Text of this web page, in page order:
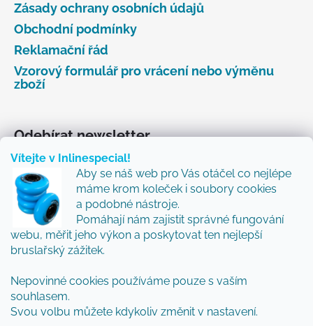
Vítejte v Inlinespecial!
Aby se náš web pro Vás otáčel co nejlépe
máme krom koleček i soubory cookies
a podobné nástroje.
Pomáhají nám zajistit správné fungování
webu, měřit jeho výkon a poskytovat ten nejlepší
bruslařský zážitek.
Nepovinné cookies používáme pouze s vaším
souhlasem.
Svou volbu můžete kdykoliv změnit v nastavení.
Zásady ochrany osobních údajů
Obchodní podmínky
Reklamační řád
Vzorový formulář pro vrácení nebo výměnu
zboží
Odebírat newsletter
Vložte svůj e-mail a my vám budeme zasílat informace
o nových produktech na našem e-shopu.
Přidejte se k nám a my Vám budeme zasílat ty nejlepší
novinky a tipy.
E-mail
Vložením e-mailu souhlasíte spodmínkami
ochrany osobních údajů